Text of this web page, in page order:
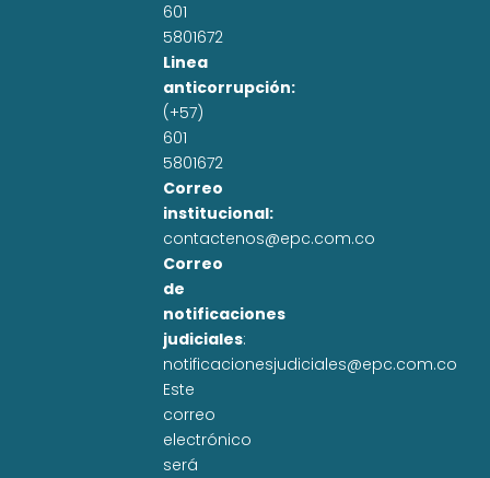
601
5801672
Linea
anticorrupción:
(+57)
601
5801672
Correo
institucional:
contactenos@epc.com.co
Correo
de
notificaciones
judiciales:
notificacionesjudiciales@epc.com.co
Este
correo
electrónico
será